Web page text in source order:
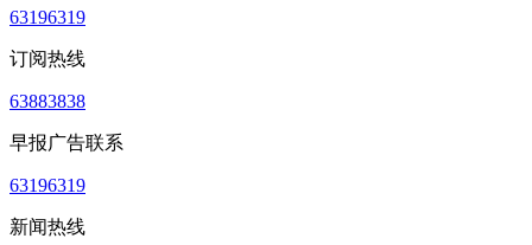
63196319
订阅热线
63883838
早报广告联系
63196319
新闻热线